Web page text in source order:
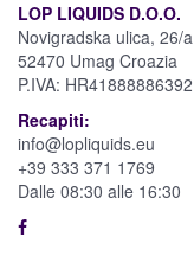
LOP LIQUIDS D.O.O.
Novigradska ulica, 26/a
52470 Umag Croazia
P.IVA: HR41888886392
Recapiti:
info@lopliquids.eu
+39 333 371 1769
Dalle 08:30 alle 16:30